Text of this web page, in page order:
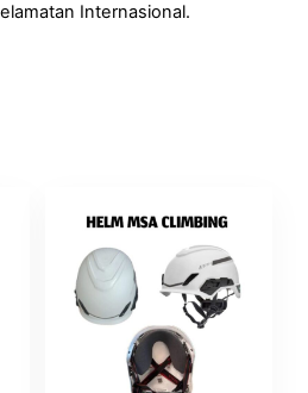
Internasional.